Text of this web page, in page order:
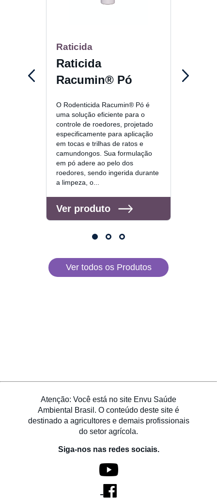
Raticida
Raticida
Racumin® Pó
O Rodenticida Racumin® Pó é
uma solução eficiente para o
controle de roedores, projetado
especificamente para aplicação
em tocas e trilhas de ratos e
camundongos. Sua formulação
em pó adere ao pelo dos
roedores, sendo ingerida durante
a limpeza, o...
Ver produto
Ver todos os Produtos
Atenção: Você está no site Envu Saúde
Ambiental Brasil. O conteúdo deste site é
destinado a agricultores e demais profissionais
do setor agrícola.
Siga-nos nas redes sociais.